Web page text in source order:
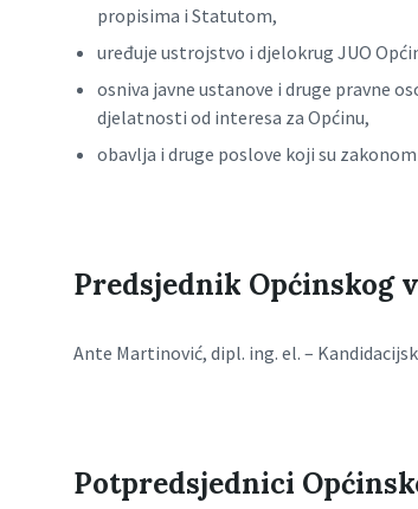
propisima i Statutom,
uređuje ustrojstvo i djelokrug JUO
osniva javne ustanove i druge pravne
djelatnosti od interesa za Općinu,
obavlja i druge poslove koji su
Predsjednik Općinskog
Ante Martinović, dipl. ing. el. –
Potpredsjednici